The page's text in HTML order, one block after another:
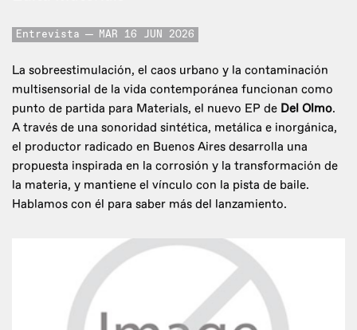
Entrevista MAR 16 JUN 2026
La sobreestimulación, el caos urbano y la contaminación
multisensorial de la vida contemporánea funcionan como
punto de partida para Materials, el nuevo EP de Del Olmo.
A través de una sonoridad sintética, metálica e inorgánica,
el productor radicado en Buenos Aires desarrolla una
propuesta inspirada en la corrosión y la transformación de
la materia, y mantiene el vínculo con la pista de baile.
Hablamos con él para saber más del lanzamiento.